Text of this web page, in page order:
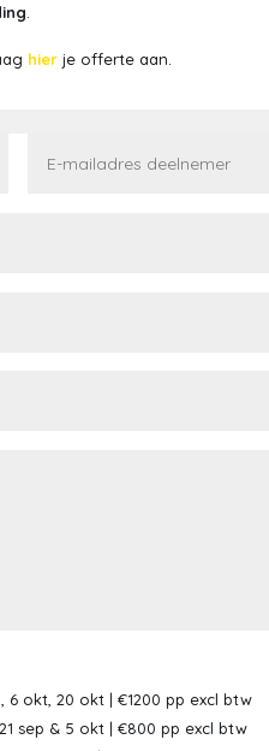
hierje offerte aan.
6 okt, 20 okt | €1200 pp excl btw
sep & 5 okt | €800 pp excl btw